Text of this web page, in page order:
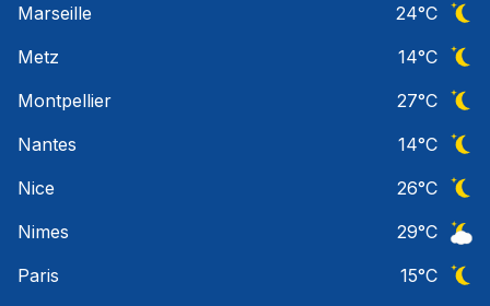
Marseille
24°C
Metz
14°C
Montpellier
27°C
Nantes
14°C
Nice
26°C
Nimes
29°C
Paris
15°C